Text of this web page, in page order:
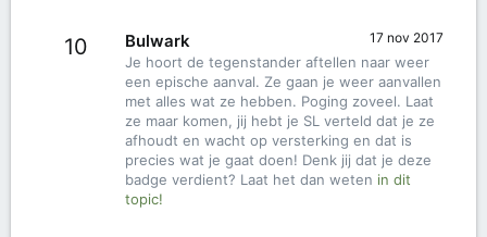
10 17 nov 2017
Bulwark
Je hoort de tegenstander aftellen naar weer
een epische aanval. Ze gaan je weer aanvallen
met alles wat ze hebben. Poging zoveel. Laat
ze maar komen, jij hebt je SL verteld dat je ze
afhoudt en wacht op versterking en dat is
precies wat je gaat doen! Denk jij dat je deze
badge verdient? Laat het dan weten in dit
topic!